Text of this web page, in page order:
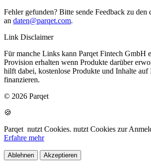
Fehler gefunden? Bitte sende Feedback zu den
an daten@parqet.com.
Link Disclaimer
Für manche Links kann Parqet Fintech GmbH
Provision erhalten wenn Produkte darüber
hilft dabei, kostenlose Produkte und Inhalte auf
finanzieren.
© 2026 Parqet
🍪
Parqet nutzt Cookies. nutzt Cookies zur
Erfahre mehr
Ablehnen Akzeptieren